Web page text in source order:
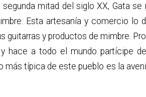
segunda mitad del siglo XX, Gata
Esta artesanía y comercio lo
guitarras y productos de mimbre.
hace a todo el mundo partícipe
más típica de este pueblo es la